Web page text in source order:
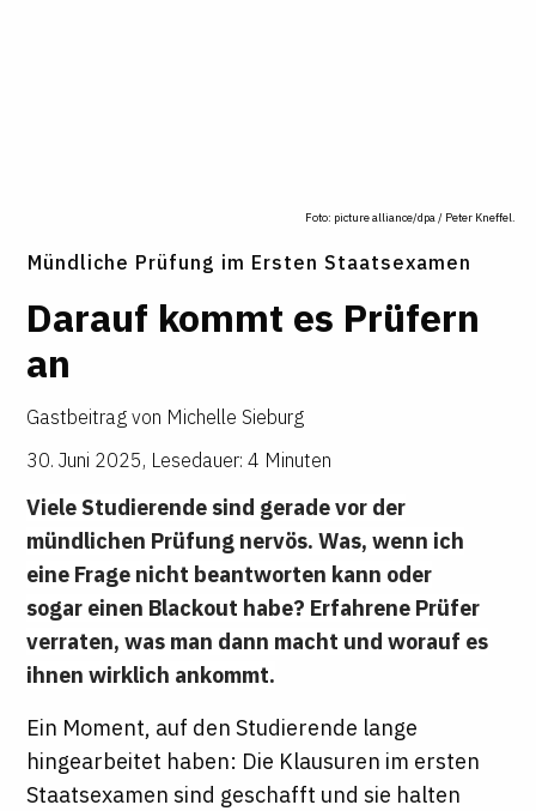
Foto: picture alliance/dpa / Peter Kneffel.
Mündliche Prüfung im Ersten Staatsexamen
Darauf kommt es Prü­fern
an
Gastbeitrag von Michelle Sieburg
30. Juni 2025, Lesedauer: 4 Minuten
Viele Studierende sind gerade vor der
mündlichen Prüfung nervös. Was, wenn ich
eine Frage nicht beantworten kann oder
sogar einen Blackout habe? Erfahrene Prüfer
verraten, was man dann macht und worauf es
ihnen wirklich ankommt.
Ein Moment, auf den Studierende lange
hingearbeitet haben: Die Klausuren im ersten
Staatsexamen sind geschafft und sie halten